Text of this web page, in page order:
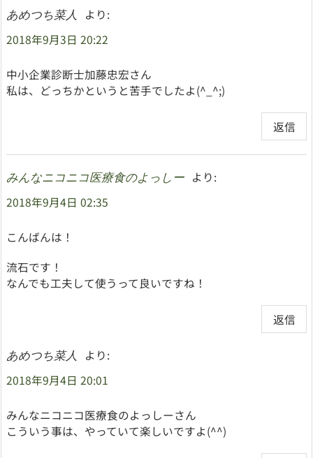
あめつち菜人
より:
2018年9月3日 20:22
中小企業診断士加藤忠宏さん
私は、どっちかというと苦手でしたよ(^_^;)
返信
みんなニコニコ医療食のよっしー
より:
2018年9月4日 02:35
こんばんは！
流石です！
なんでも工夫して使うって良いですね！
返信
あめつち菜人
より:
2018年9月4日 20:01
みんなニコニコ医療食のよっしーさん
こういう事は、やっていて楽しいですよ(^^)